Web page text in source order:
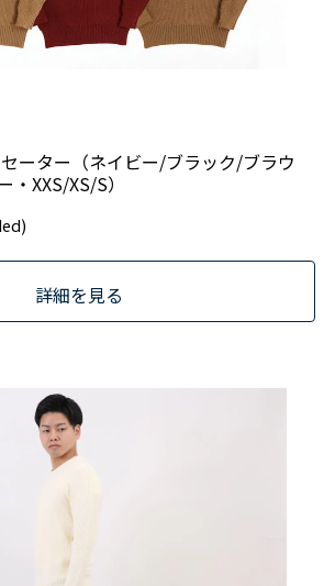
ーター（ネイビー/ブラック/ブラウ
XXS/XS/S）
詳細を見る